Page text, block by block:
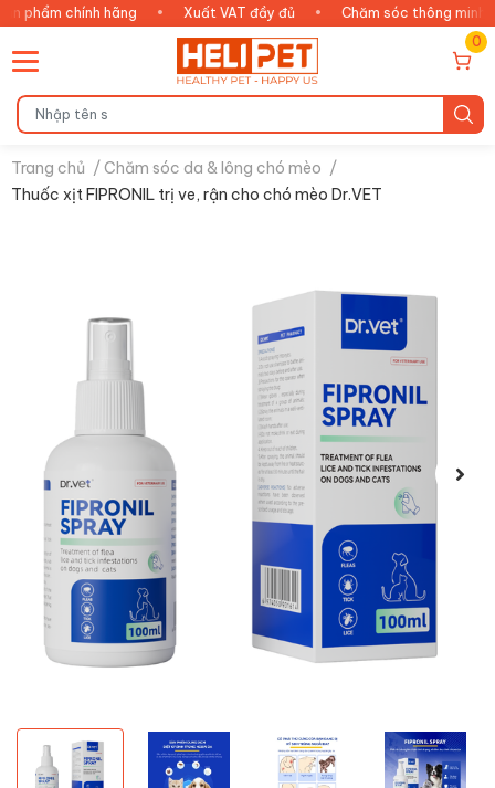
hãng • Xuất VAT đầy đủ • Chăm sóc thông minh •
An
0
Trang chủ /Chăm sóc da & lông chó mèo /
Thuốc xịt FIPRONIL trị ve, rận cho chó mèo Dr.VET